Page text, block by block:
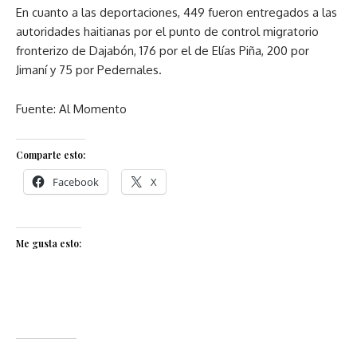
En cuanto a las deportaciones, 449 fueron entregados a las
autoridades haitianas por el punto de control migratorio
fronterizo de Dajabón, 176 por el de Elías Piña, 200 por
Jimaní y 75 por Pedernales.
Fuente: Al Momento
Comparte esto:
Facebook X
Me gusta esto: